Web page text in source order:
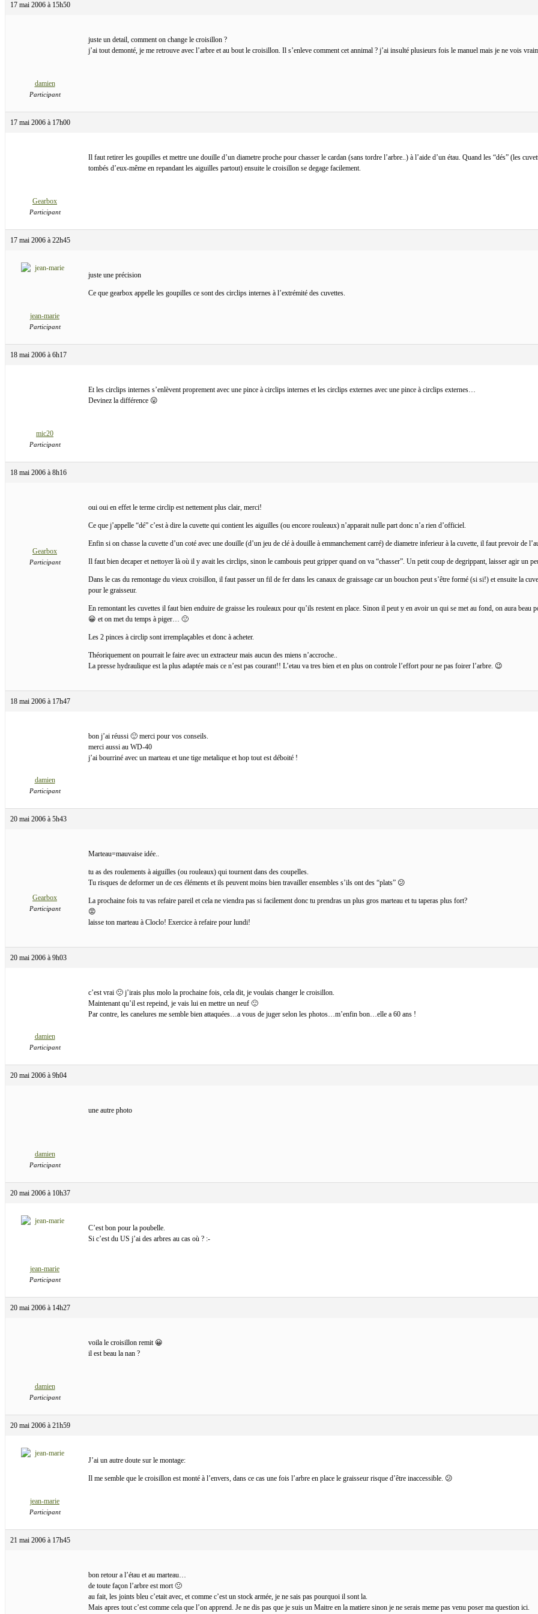
17 mai 2006 à 15h50
damien
Participant
juste un detail, comment on change le croisillon ?
j’ai tout demonté, je me retrouve avec l’arbre et au bout le croisillon. Il s’enleve comment cet annimal ? j’ai insulté plusieurs fois le manuel mais je ne vois
17 mai 2006 à 17h00
Gearbox
Participant
Il faut retirer les goupilles et mettre une douille d’un diametre proche pour chasser le cardan (sans tordre l’arbre..) à l’aide d’un étau. Quand les “dés” (les
tombés d’eux-même en repandant les aiguilles partout) ensuite le croisillon se degage facilement.
17 mai 2006 à 22h45
jean-marie
Participant
juste une précision
Ce que gearbox appelle les goupilles ce sont des circlips internes à l’extrémité des cuvettes.
18 mai 2006 à 6h17
mic20
Participant
Et les circlips internes s’enlèvent proprement avec une pince à circlips internes et les circlips externes avec une pince à circlips externes…
Devinez la différence 😛
18 mai 2006 à 8h16
Gearbox
Participant
oui oui en effet le terme circlip est nettement plus clair, merci!
Ce que j’appelle “dé” c’est à dire la cuvette qui contient les aiguilles (ou encore rouleaux) n’apparait nulle part donc n’a rien d’officiel.
Enfin si on chasse la cuvette d’un coté avec une douille (d’un jeu de clé à douille à emmanchement carré) de diametre inferieur à la cuvette, il faut prevoir de
Il faut bien decaper et nettoyer là où il y avait les circlips, sinon le cambouis peut gripper quand on va “chasser”. Un petit coup de degrippant, laisser agir un
Dans le cas du remontage du vieux croisillon, il faut passer un fil de fer dans les canaux de graissage car un bouchon peut s’être formé (si si!) et ensuite la
pour le graisseur.
En remontant les cuvettes il faut bien enduire de graisse les rouleaux pour qu’ils restent en place. Sinon il peut y en avoir un qui se met au fond, on aura beau
😀 et on met du temps à piger… 🙁
Les 2 pinces à circlip sont irremplaçables et donc à acheter.
Théoriquement on pourrait le faire avec un extracteur mais aucun des miens n’accroche..
La presse hydraulique est la plus adaptée mais ce n’est pas courant!! L’etau va tres bien et en plus on controle l’effort pour ne pas foirer l’arbre. 😉
18 mai 2006 à 17h47
damien
Participant
bon j’ai réussi 🙂 merci pour vos conseils.
merci aussi au WD-40
j’ai bourriné avec un marteau et une tige metalique et hop tout est déboité !
20 mai 2006 à 5h43
Gearbox
Participant
Marteau=mauvaise idée..
tu as des roulements à aiguilles (ou rouleaux) qui tournent dans des coupelles.
Tu risques de deformer un de ces éléments et ils peuvent moins bien travailler ensembles s’ils ont des “plats” 😕
La prochaine fois tu vas refaire pareil et cela ne viendra pas si facilement donc tu prendras un plus gros marteau et tu taperas plus fort?
😡
laisse ton marteau à Cloclo! Exercice à refaire pour lundi!
20 mai 2006 à 9h03
damien
Participant
c’est vrai 🙁 j’irais plus molo la prochaine fois, cela dit, je voulais changer le croisillon.
Maintenant qu’il est repeind, je vais lui en mettre un neuf 🙂
Par contre, les canelures me semble bien attaquées…a vous de juger selon les photos…m’enfin bon…elle a 60 ans !
20 mai 2006 à 9h04
damien
Participant
une autre photo
20 mai 2006 à 10h37
jean-marie
Participant
C’est bon pour la poubelle.
Si c’est du US j’ai des arbres au cas où ? :-
20 mai 2006 à 14h27
damien
Participant
voila le croisillon remit 😀
il est beau la nan ?
20 mai 2006 à 21h59
jean-marie
Participant
J’ai un autre doute sur le montage:
Il me semble que le croisillon est monté à l’envers, dans ce cas une fois l’arbre en place le graisseur risque d’être inaccessible. 😕
21 mai 2006 à 17h45
bon retour a l’étau et au marteau…
de toute façon l’arbre est mort 🙁
au fait, les joints bleu c’etait avec, et comme c’est un stock armée, je ne sais pas pourquoi il sont la.
Mais apres tout c’est comme cela que l’on apprend. Je ne dis pas que je suis un Maitre en la matiere sinon je ne serais meme pas venu poser ma question ici.